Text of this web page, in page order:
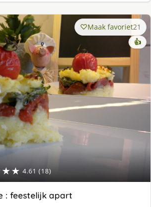
4.61 (18)
Maak favoriet21
👍
: feestelijk apart